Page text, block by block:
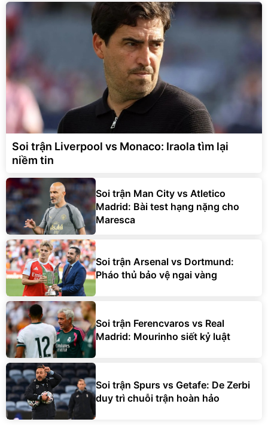
Soi trận Liverpool vs Monaco: Iraola tìm lại
niềm tin
Soi trận Man City vs Atletico
Madrid: Bài test hạng nặng cho
Maresca
Soi trận Arsenal vs Dortmund:
Pháo thủ bảo vệ ngai vàng
Soi trận Ferencvaros vs Real
Madrid: Mourinho siết kỷ luật
Soi trận Spurs vs Getafe: De Zerbi
duy trì chuỗi trận hoàn hảo